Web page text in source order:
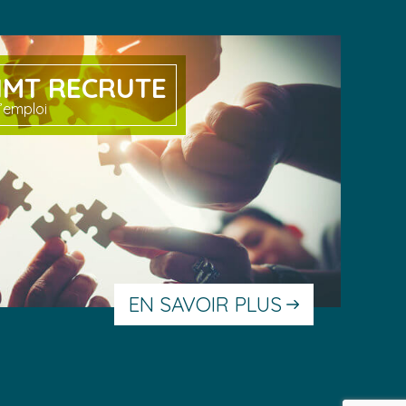
RECRUTE
EN SAVOIR PLUS